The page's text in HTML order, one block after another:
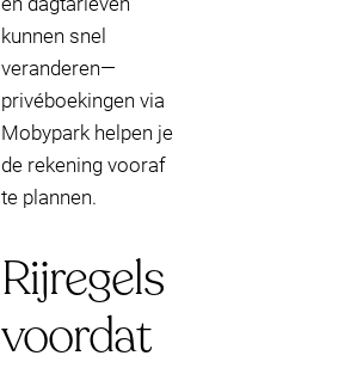
kunnen snel
veranderen—
privéboekingen via
Mobypark helpen je
de rekening vooraf
te plannen.
Rijregels
voordat